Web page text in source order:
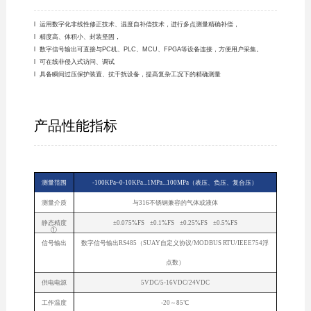
l 运用数字化非线性修正技术、温度自补偿技术，进行多点测量精确补偿，
l 精度高、体积小、封装坚固，
l 数字信号输出可直接与PC机、PLC、MCU、FPGA等设备连接，方便用户采集。
l 可在线非侵入式访问、调试
l 具备瞬间过压保护装置、抗干扰设备，提高复杂工况下的精确测量
产品性能指标
测量范围 -100KPa~0-10KPa...1MPa...100MPa（表压、负压、复合压）
测量介质 与316不锈钢兼容的气体或液体
静态精度
①
±0.075%FS ±0.1%FS ±0.25%FS ±0.5%FS
信号输出 数字信号输出RS485（SUAY自定义协议/MODBUS RTU/IEEE754浮
点数）
供电电源 5VDC/5-16VDC/24VDC
工作温度 -20～85℃